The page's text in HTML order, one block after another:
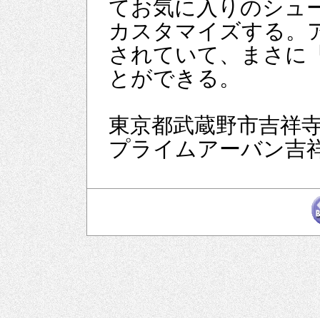
てお気に入りのシュ
カスタマイズする。
されていて、まさに
とができる。
東京都武蔵野市吉祥
プライムアーバン吉